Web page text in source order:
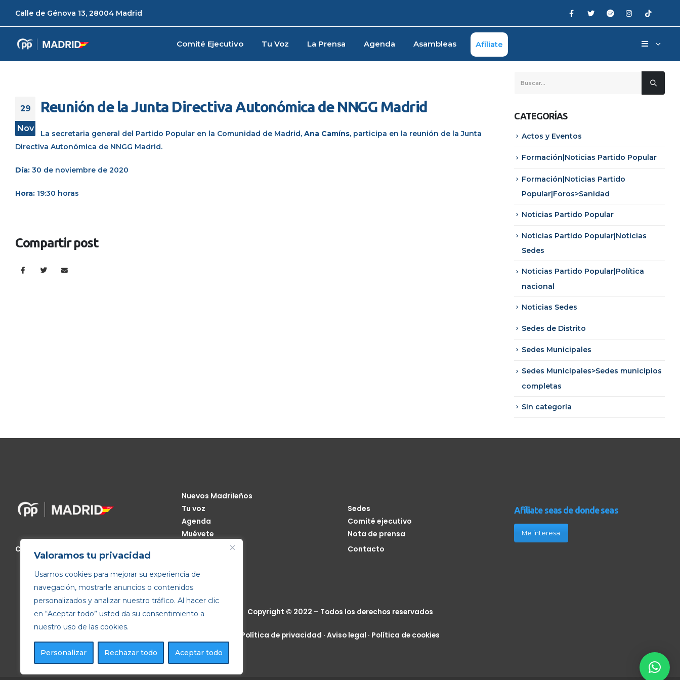
Valoramos tu privacidad
Usamos cookies para mejorar su experiencia de
navegación, mostrarle anuncios o contenidos
personalizados y analizar nuestro tráfico. Al hacer clic
en “Aceptar todo” usted da su consentimiento a
nuestro uso de las cookies.
Personalizar Rechazar todo Aceptar todo
Calle de Génova 13, 28004 Madrid
Comité Ejecutivo Tu Voz La Prensa Agenda Asambleas Afíliate
29
Nov
Reunión de la Junta Directiva Autonómica de NNGG Madrid
La secretaria general del Partido Popular en la Comunidad de Madrid, Ana Camíns, participa en la reunión de la Junta
Directiva Autonómica de NNGG Madrid.
Día: 30 de noviembre de 2020
Hora: 19:30 horas
Compartir post
CATEGORÍAS
Actos y Eventos
Formación|Noticias Partido Popular
Formación|Noticias Partido
Popular|Foros>Sanidad
Noticias Partido Popular
Noticias Partido Popular|Noticias
Sedes
Noticias Partido Popular|Política
nacional
Noticias Sedes
Sedes de Distrito
Sedes Municipales
Sedes Municipales>Sedes municipios
completas
Sin categoría
Calle de Génova, 13, 28004 Madrid
Nuevos Madrileños
Tu voz
Agenda
Muévete
Sedes
Comité ejecutivo
Nota de prensa
Contacto
Afíliate seas de donde seas
Me interesa
Copyright © 2022 – Todos los derechos reservados
Política de privacidad · Aviso legal · Política de cookies